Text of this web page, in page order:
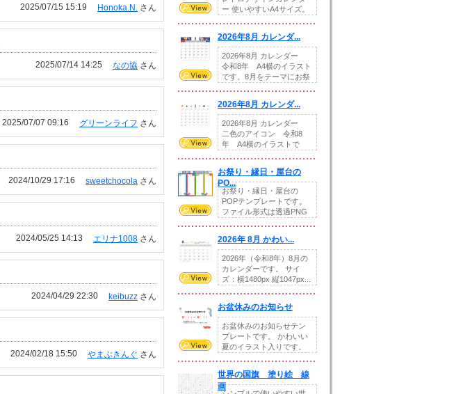
Honoka.N. さん
2025/07/15 15:19
なの協 さん
2025/07/14 14:25
グリーンライフ さん
2025/07/07 09:16
sweetchocola さん
2024/10/29 17:16
エリナ1008 さん
2024/05/25 14:13
keibuzz さん
2024/04/29 22:30
やまぶきんぐ さん
2024/02/18 15:50
ー 使いやすいA4サイズ。
2026年8月 カレンダ...
2026年8月 カレンダー
令和8年 A4横のイラスト
です。8月をテーマにお祭
2026年8月 カレンダ...
2026年8月 カレンダー
二色のアイコン 令和8
年 A4横のイラストで
お祭り・縁日・屋台の
PO...
お祭り・縁日・屋台の
POPテンプレートです。
ファイル形式は透過PNG
2026年 8月 かわい...
2026年（令和8年）8月の
カレンダーです。 サイ
ズ：横1480px 縦1047px...
お盆休みのお知らせ
お盆休みのお知らせテン
プレートです。 かわいい
夏のイラスト入りです。
世界の国旗 塗り絵 線
画